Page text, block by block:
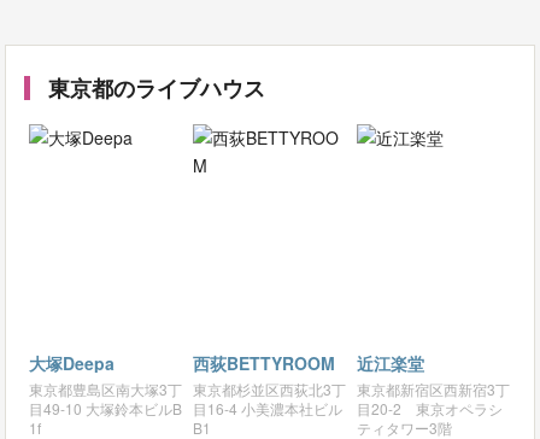
東京都のライブハウス
大塚Deepa
東京都豊島区南大塚3丁
目49-10 大塚鈴本ビルB
1f
西荻BETTYROOM
東京都杉並区西荻北3丁
目16-4 小美濃本社ビル
B1
近江楽堂
東京都新宿区西新宿3丁
目20-2 東京オペラシ
ティタワー3階